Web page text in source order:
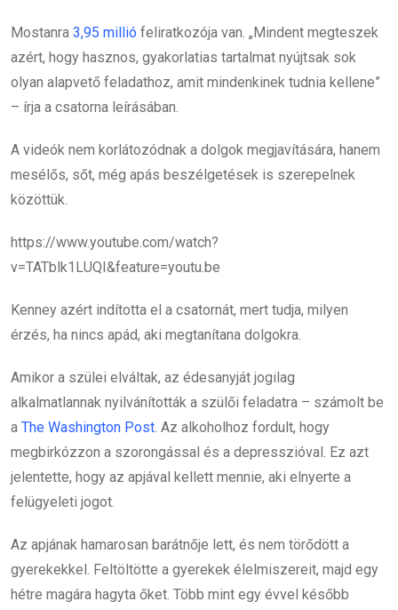
Mostanra 3,95 millió feliratkozója van. „Mindent megteszek
azért, hogy hasznos, gyakorlatias tartalmat nyújtsak sok
olyan alapvető feladathoz, amit mindenkinek tudnia kellene”
– írja a csatorna leírásában.
A videók nem korlátozódnak a dolgok megjavítására, hanem
mesélős, sőt, még apás beszélgetések is szerepelnek
közöttük.
https://www.youtube.com/watch?
v=TATblk1LUQI&feature=youtu.be
Kenney azért indította el a csatornát, mert tudja, milyen
érzés, ha nincs apád, aki megtanítana dolgokra.
Amikor a szülei elváltak, az édesanyját jogilag
alkalmatlannak nyilvánították a szülői feladatra – számolt be
a The Washington Post. Az alkoholhoz fordult, hogy
megbirkózzon a szorongással és a depresszióval. Ez azt
jelentette, hogy az apjával kellett mennie, aki elnyerte a
felügyeleti jogot.
Az apjának hamarosan barátnője lett, és nem törődött a
gyerekekkel. Feltöltötte a gyerekek élelmiszereit, majd egy
hétre magára hagyta őket. Több mint egy évvel később